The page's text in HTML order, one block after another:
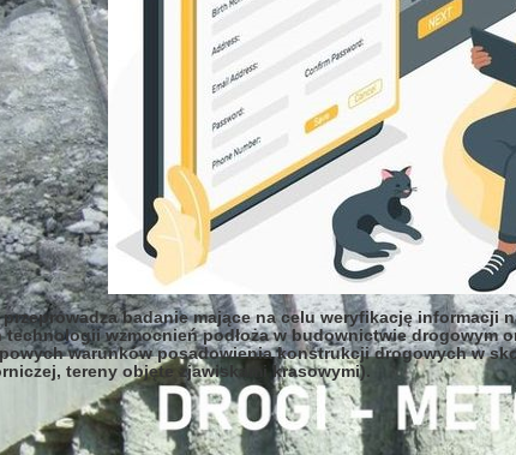
badanie mające na celu weryfikację informacji
technologii wzmocnień podłoża w budownictwie drogowym
warunków posadowienia konstrukcji drogowych w
tereny objęte zjawiskami krasowymi).